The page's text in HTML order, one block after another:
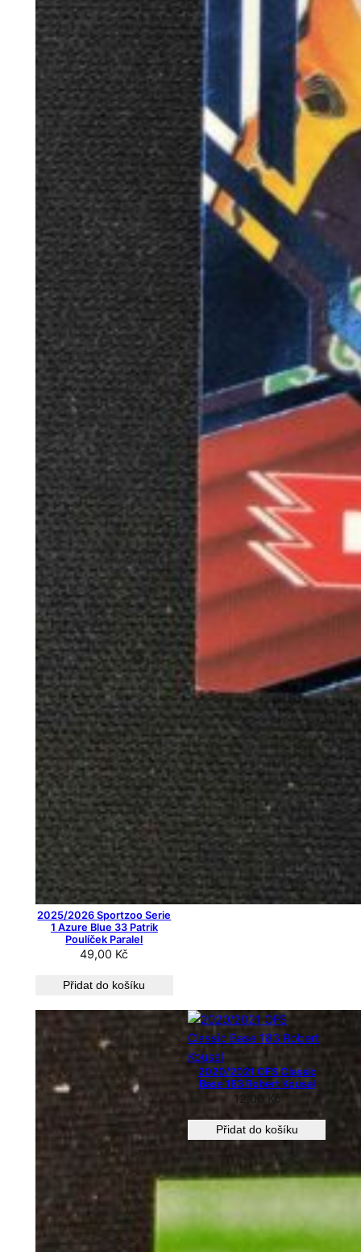
2025/2026 Sportzoo Serie
1 Azure Blue 33 Patrik
Poulíček Paralel
49,00 Kč
Přidat do košíku
2020/2021 OFS Classic
Base 183 Robert Kousal
12,00 Kč
Přidat do košíku